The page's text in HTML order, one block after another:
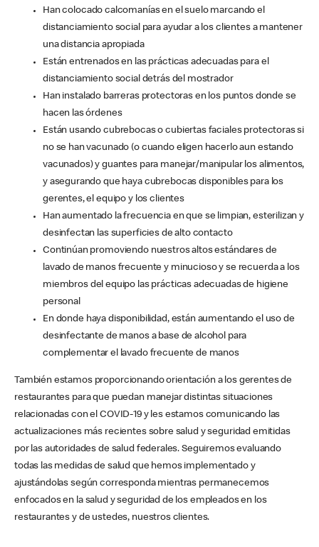
Han colocado calcomanías en el suelo marcando el
distanciamiento social para ayudar a los clientes a mantener
una distancia apropiada
Están entrenados en las prácticas adecuadas para el
distanciamiento social detrás del mostrador
Han instalado barreras protectoras en los puntos donde se
hacen las órdenes
Están usando cubrebocas o cubiertas faciales protectoras si
no se han vacunado (o cuando eligen hacerlo aun estando
vacunados) y guantes para manejar/manipular los alimentos,
y asegurando que haya cubrebocas disponibles para los
gerentes, el equipo y los clientes
Han aumentado la frecuencia en que se limpian, esterilizan y
desinfectan las superficies de alto contacto
Continúan promoviendo nuestros altos estándares de
lavado de manos frecuente y minucioso y se recuerda a los
miembros del equipo las prácticas adecuadas de higiene
personal
En donde haya disponibilidad, están aumentando el uso de
desinfectante de manos a base de alcohol para
complementar el lavado frecuente de manos
También estamos proporcionando orientación a los gerentes de
restaurantes para que puedan manejar distintas situaciones
relacionadas con el COVID-19 y les estamos comunicando las
actualizaciones más recientes sobre salud y seguridad emitidas
por las autoridades de salud federales. Seguiremos evaluando
todas las medidas de salud que hemos implementado y
ajustándolas según corresponda mientras permanecemos
enfocados en la salud y seguridad de los empleados en los
restaurantes y de ustedes, nuestros clientes.